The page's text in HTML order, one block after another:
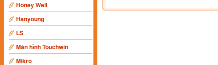
Honey Well
Hanyoung
LS
Màn hình Touchwin
Mikro